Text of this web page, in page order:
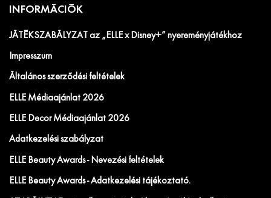
INFORMÁCIÓK
JÁTÉKSZABÁLYZAT az „ELLE x Disney+” nyereményjátékhoz
Impresszum
Általános szerződési feltételek
ELLE Médiaajánlat 2026
ELLE Decor Médiaajánlat 2026
Adatkezelési szabályzat
ELLE Beauty Awards - Nevezési feltételek
ELLE Beauty Awards - Adatkezelési tájékoztató.